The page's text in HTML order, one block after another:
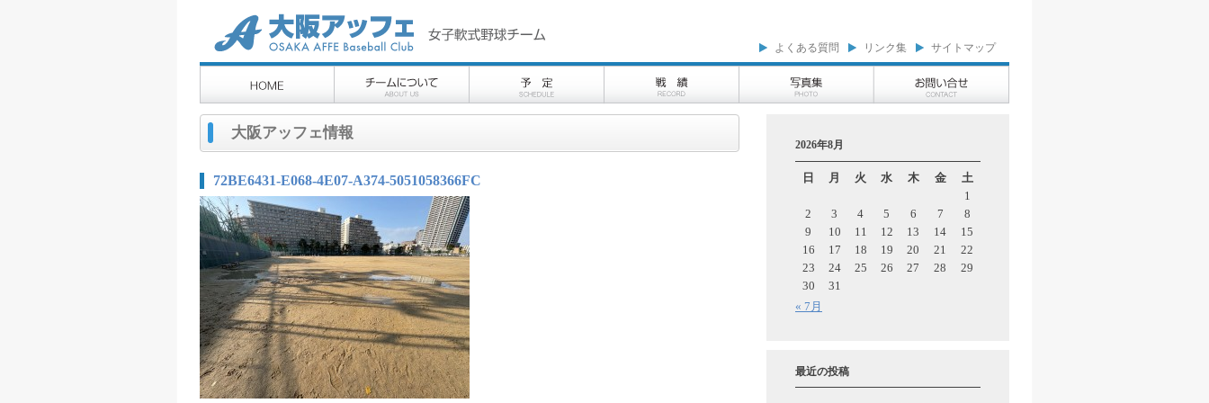
よくある質問 リンク集 サイトマップ
大阪アッフェ情報
72BE6431-E068-4E07-A374-5051058366FC
2026年8月
日 月 火 水 木 金 土
« 7月
1
2
3 4 5 6 7
8
9
10 11 12 13 14
15
16
17 18 19 20 21
22
23
24 25 26 27 28
29
30
31
最近の投稿